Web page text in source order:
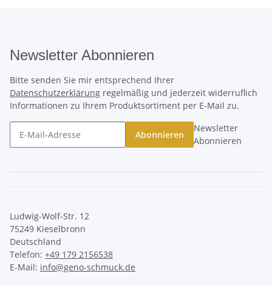
Newsletter Abonnieren
Bitte senden Sie mir entsprechend Ihrer
Datenschutzerklärung regelmäßig und jederzeit widerruflich
Informationen zu Ihrem Produktsortiment per E-Mail zu.
Abonnieren
Newsletter
Abonnieren
Ludwig-Wolf-Str. 12
75249 Kieselbronn
Deutschland
Telefon: +49 179 2156538
E-Mail: info@geno-schmuck.de